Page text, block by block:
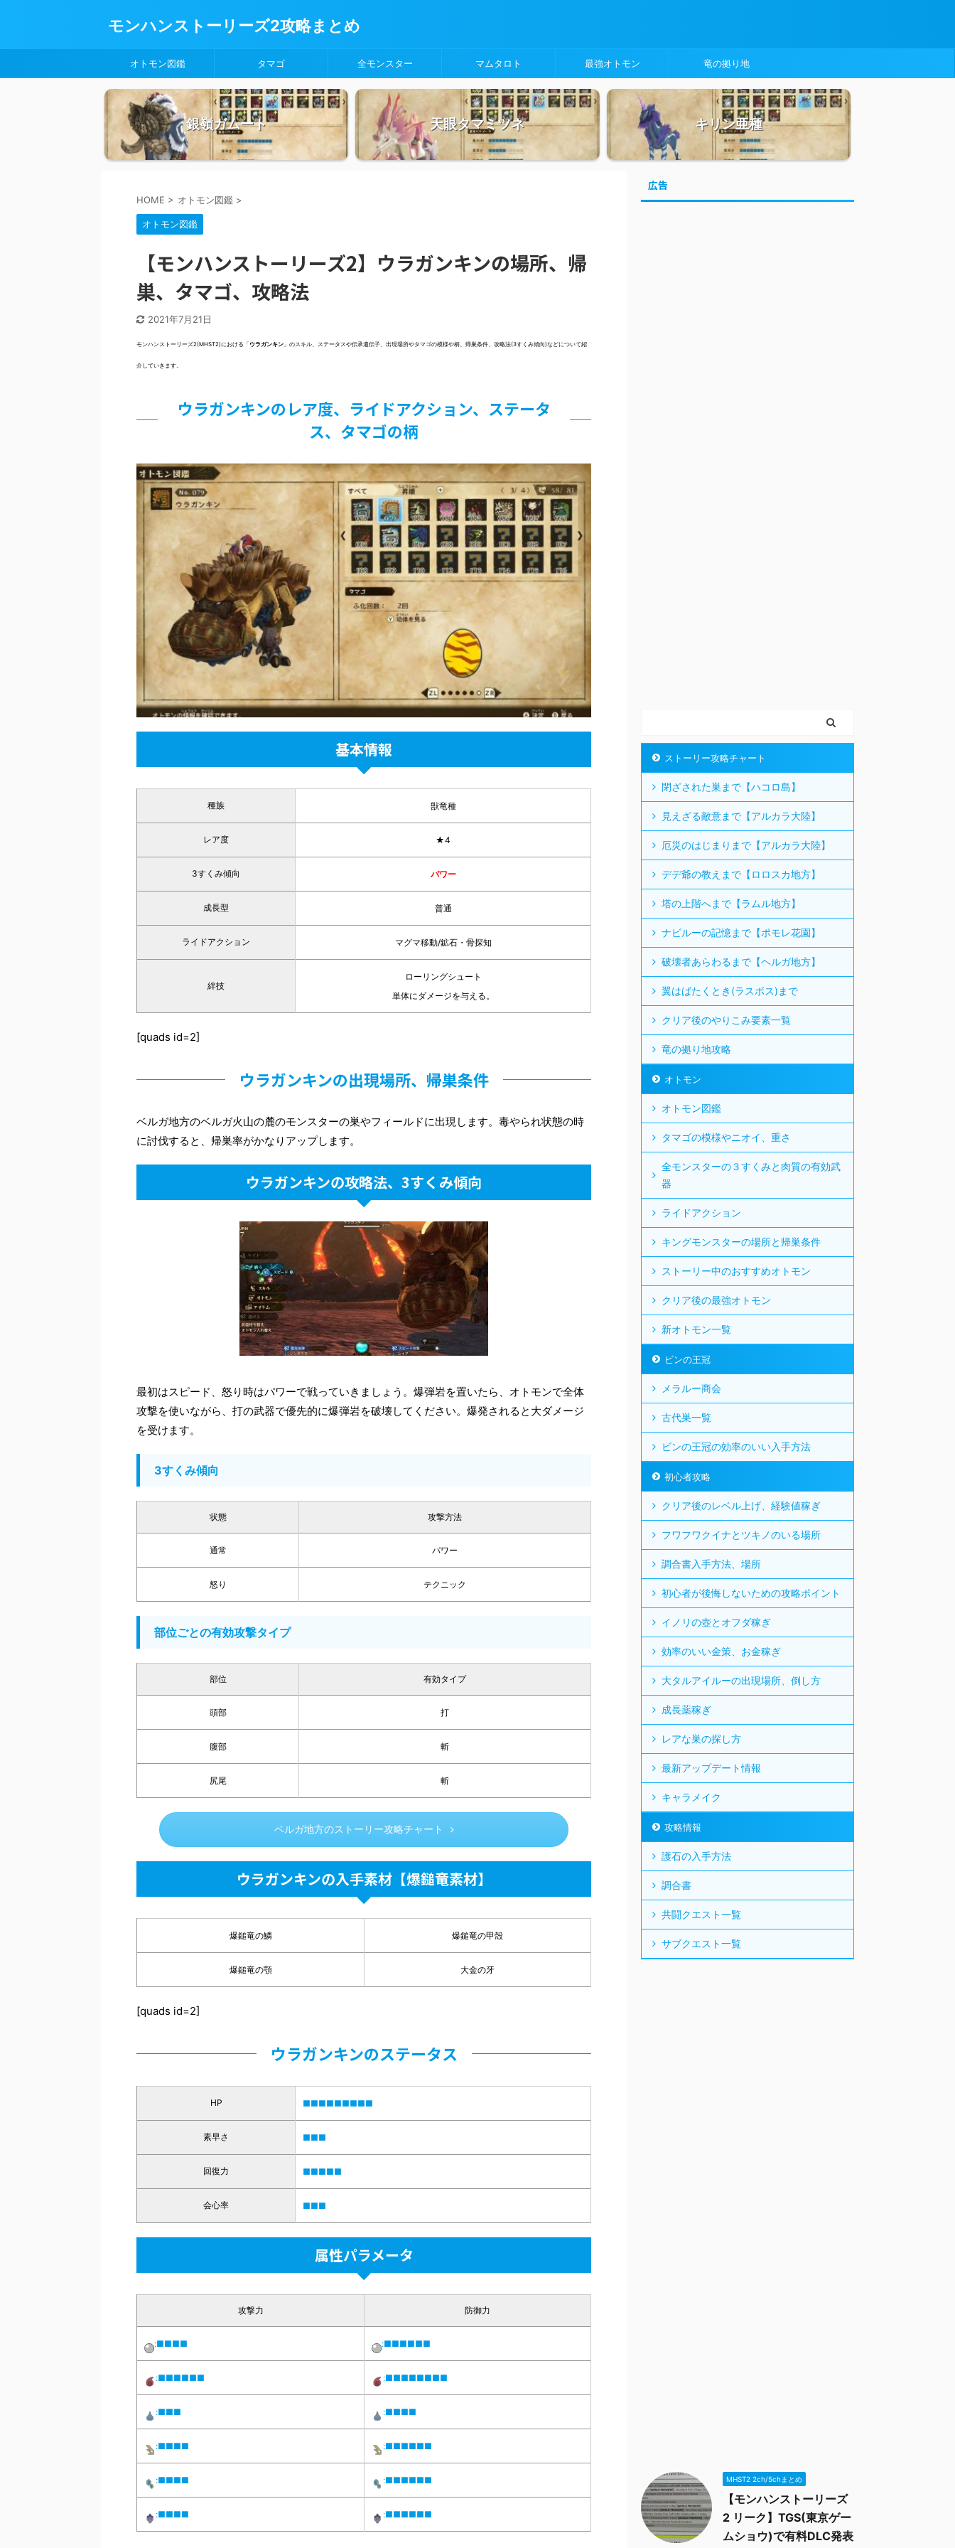
モンハンストーリーズ2攻略まとめ
オトモン図鑑 タマゴ 全モンスター マムタロト 最強オトモン 竜の拠り地
銀嶺ガムート 天眼タマミツネ キリン亜種
HOME > オトモン図鑑 >
オトモン図鑑
【モンハンストーリーズ2】ウラガンキンの場所、帰
巣、タマゴ、攻略法
2021年7月21日
モンハンストーリーズ2(MHST2)における「 ウラガンキン 」のスキル、ステータスや伝承遺伝子、出現場所やタマゴの模様や柄、帰巣条件、攻略法(3すくみ傾向)などについて紹
介していきます。
ウラガンキンのレア度、ライドアクション、ステータ
ス、タマゴの柄
基本情報
種族 獣竜種
レア度 ★4
3すくみ傾向 パワー
成長型 普通
ライドアクション マグマ移動/鉱石・骨探知
絆技
ローリングシュート
単体にダメージを与える。
[quads id=2]
ウラガンキンの出現場所、帰巣条件
ベルガ地方のベルガ火山の麓のモンスターの巣やフィールドに出現します。毒やられ状態の時
に討伐すると、帰巣率がかなりアップします。
ウラガンキンの攻略法、3すくみ傾向
最初はスピード、怒り時はパワーで戦っていきましょう。爆弾岩を置いたら、オトモンで全体
攻撃を使いながら、打の武器で優先的に爆弾岩を破壊してください。爆発されると大ダメージ
を受けます。
3すくみ傾向
状態 攻撃方法
通常 パワー
怒り テクニック
部位ごとの有効攻撃タイプ
部位 有効タイプ
頭部 打
腹部 斬
尻尾 斬
ベルガ地方のストーリー攻略チャート
ウラガンキンの入手素材【爆鎚竜素材】
爆鎚竜の鱗 爆鎚竜の甲殻
爆鎚竜の顎 大金の牙
[quads id=2]
ウラガンキンのステータス
HP ■■■■■■■■■
素早さ ■■■
回復力 ■■■■■
会心率 ■■■
属性パラメータ
攻撃力 防御力
:■■■■ :■■■■■■
:■■■■■■ :■■■■■■■■
:■■■ :■■■■
:■■■■ :■■■■■■
:■■■■ :■■■■■■
:■■■■ :■■■■■■
広告
ストーリー攻略チャート
閉ざされた巣まで【ハコロ島】
見えざる敵意まで【アルカラ大陸】
厄災のはじまりまで【アルカラ大陸】
デデ爺の教えまで【ロロスカ地方】
塔の上階へまで【ラムル地方】
ナビルーの記憶まで【ポモレ花園】
破壊者あらわるまで【ヘルガ地方】
翼はばたくとき(ラスボス)まで
クリア後のやりこみ要素一覧
竜の拠り地攻略
オトモン
オトモン図鑑
タマゴの模様やニオイ、重さ
全モンスターの３すくみと肉質の有効武
器
ライドアクション
キングモンスターの場所と帰巣条件
ストーリー中のおすすめオトモン
クリア後の最強オトモン
新オトモン一覧
ビンの王冠
メラルー商会
古代巣一覧
ビンの王冠の効率のいい入手方法
初心者攻略
クリア後のレベル上げ、経験値稼ぎ
フワフワクイナとツキノのいる場所
調合書入手方法、場所
初心者が後悔しないための攻略ポイント
イノリの壺とオフダ稼ぎ
効率のいい金策、お金稼ぎ
大タルアイルーの出現場所、倒し方
成長薬稼ぎ
レアな巣の探し方
最新アップデート情報
キャラメイク
攻略情報
護石の入手方法
調合書
共闘クエスト一覧
サブクエスト一覧
MHST2 2ch/5chまとめ
【モンハンストーリーズ
2 リーク】TGS(東京ゲー
ムショウ)で有料DLC発表